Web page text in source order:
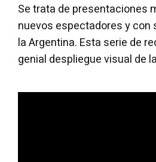
Se trata de presentaciones
nuevos espectadores y con
la Argentina. Esta serie de
genial despliegue visual de